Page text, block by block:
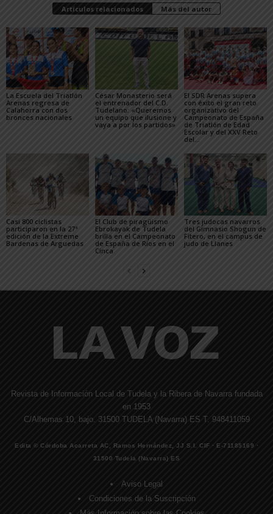
Artículos relacionados Más del autor
La Escuela del Triatlón
Arenas regresa de
Calahorra con dos
bronces nacionales
César Monasterio será
el entrenador del C.D.
Tudelano: «Queremos
un equipo que ilusione y
vaya a por los partidos»
El SDR Arenas supera
con éxito el gran reto
organizativo del
Campeonato de España
de Triatlón de Edad
Escolar y del XXV Reto
del...
Casi 800 ciclistas
participaron en la 27ª
edición de la Extreme
Bardenas de Arguedas
El Club de piragüismo
Ebrokayak de Tudela
brilla en el Campeonato
de España de Ríos en el
Cinca
Tres judocas navarros
del Gimnasio Shogun de
Fitero, en el campus de
judo de Llanes
Revista de Información Local de Tudela y la Ribera de Navarra fundada
en 1953
C/Alhemas 10, bajo. 31500 TUDELA (Navarra) ES T. 948411059
Edita © Córdoba Acarreta AC, Ramos Hernández, JJ S.I. CIF · E-71185169 ·
31500 Tudela (Navarra) ES
Aviso Legal
Condiciones de la Suscripción